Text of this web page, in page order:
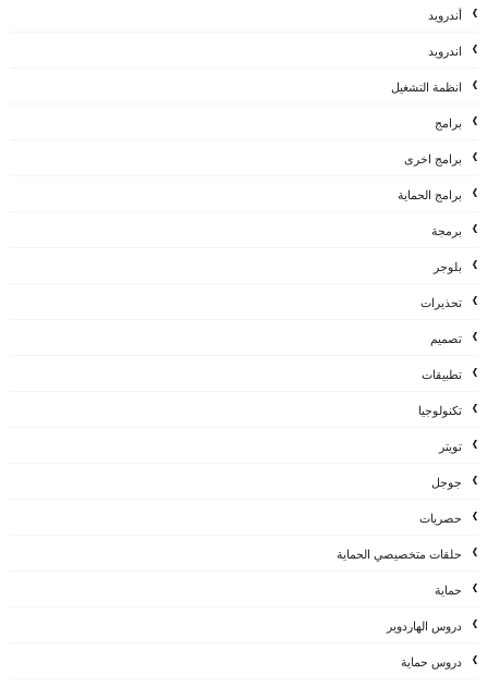
أندرويد
اندرويد
انظمة التشغيل
برامج
برامج اخرى
برامج الحماية
برمجة
بلوجر
تحذيرات
تصميم
تطبيقات
تكنولوجيا
تويتر
جوجل
حصريات
حلقات متخصيصي الحماية
حماية
دروس الهاردوير
دروس حماية